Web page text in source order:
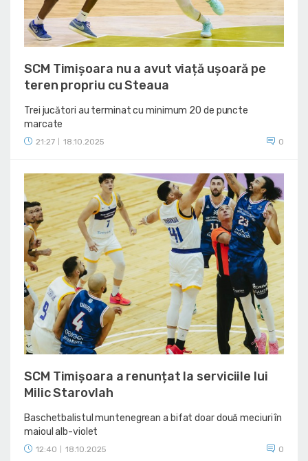
SCM Timișoara nu a avut viață ușoară pe
teren propriu cu Steaua
Trei jucători au terminat cu minimum 20 de puncte
marcate
21:27 18.10.2025 0
SCM Timișoara a renunțat la serviciile lui
Milic Starovlah
Baschetbalistul muntenegrean a bifat doar două meciuri în
maioul alb-violet
12:40 18.10.2025 0